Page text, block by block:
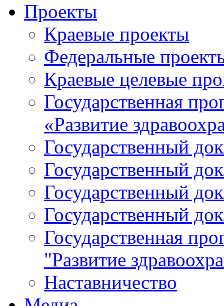
Проекты
Краевые проекты
Федеральные
Краевые целевые
Государственная
«Развитие
Государственный
Государственный
Государственный
Государственный
Государственная
"Развитие
Наставничество